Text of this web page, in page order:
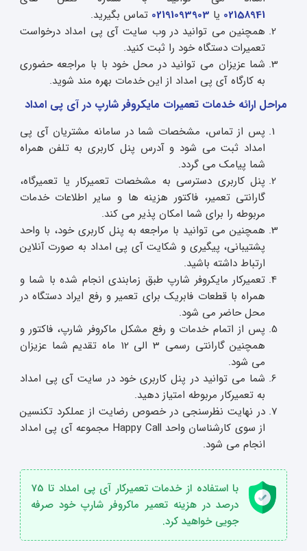
02158941 یا 02191093903 تماس بگیرید.
همچنین می توانید در وب سایت آی پی امداد درخواست
تعمیرات دستگاه خود را ثبت کنید.
شما عزیزان می توانید در محل خود با با مراجعه حضوری
به کارگاه آی پی امداد از این خدمات بهره مند شوید.
مراحل ارائه خدمات تعمیرات مایکروفر شارپ در آی پی امداد
پس از تماس، مشخصات شما در سامانه مشتریان آی پی
امداد ثبت می شود و آدرس پنل کاربری به تلفن همراه
شما پیامک می گردد.
پنل کاربری دسترسی به مشخصات تعمیرکار یا تعمیرگاه،
گارانتی تعمیر، فاکتور هزینه ها و سایر اطلاعات خدمات
مربوطه را برای شما امکان پذیر می کند.
همچنین می توانید با مراجعه به پنل کاربری خود، با واحد
پشتیبانی، پیگیری و شکایت آی پی امداد به صورت آنلاین
ارتباط داشته باشید.
تعمیرکار مایکروفر شارپ طبق زمابندی انجام شده با شما و
همراه با قطعات فابریک برای تعمیر و رفع ایراد دستگاه در
محل حاضر می شود.
پس از اتمام خدمات و رفع مشکل ماکروفر شارپ، فاکتور و
همچنین گارانتی رسمی 3 الی 12 ماه تقدیم شما عزیزان
می شود.
شما می توانید در پنل کاربری خود در سایت آی پی امداد
به تعمیرکار مربوطه امتیاز دهید.
در نهایت نظرسنجی در خصوص رضایت از عملکرد تکنسین
از سوی کارشناسان واحد Happy Call مجموعه آی پی امداد
انجام می شود.
با استفاده از خدمات تعمیرکار آی پی امداد تا 75
درصد در هزینه تعمیر ماکروفر شارپ خود صرفه
جویی خواهید کرد.